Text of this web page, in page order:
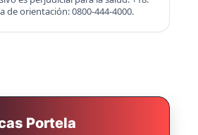
de orientación: 0800-444-4000.
Portela